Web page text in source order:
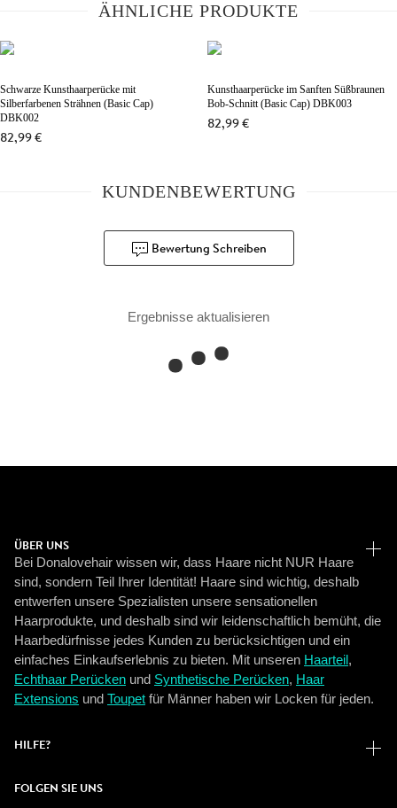
ÄHNLICHE PRODUKTE
Schwarze Kunsthaarperücke mit
Silberfarbenen Strähnen (Basic Cap)
DBK002
82,99 €
Kunsthaarperücke im Sanften Süßbraunen
Bob-Schnitt (Basic Cap) DBK003
82,99 €
KUNDENBEWERTUNG
Bewertung Schreiben
Ergebnisse aktualisieren
ÜBER UNS
Bei Donalovehair wissen wir, dass Haare nicht NUR Haare
sind, sondern Teil Ihrer Identität! Haare sind wichtig, deshalb
entwerfen unsere Spezialisten unsere sensationellen
Haarprodukte, und deshalb sind wir leidenschaftlich bemüht, die
Haarbedürfnisse jedes Kunden zu berücksichtigen und ein
einfaches Einkaufserlebnis zu bieten. Mit unseren Haarteil ,
Echthaar Perücken und Synthetische Perücken, Haar
Extensions und Toupet für Männer haben wir Locken für jeden.
HILFE?
FOLGEN SIE UNS